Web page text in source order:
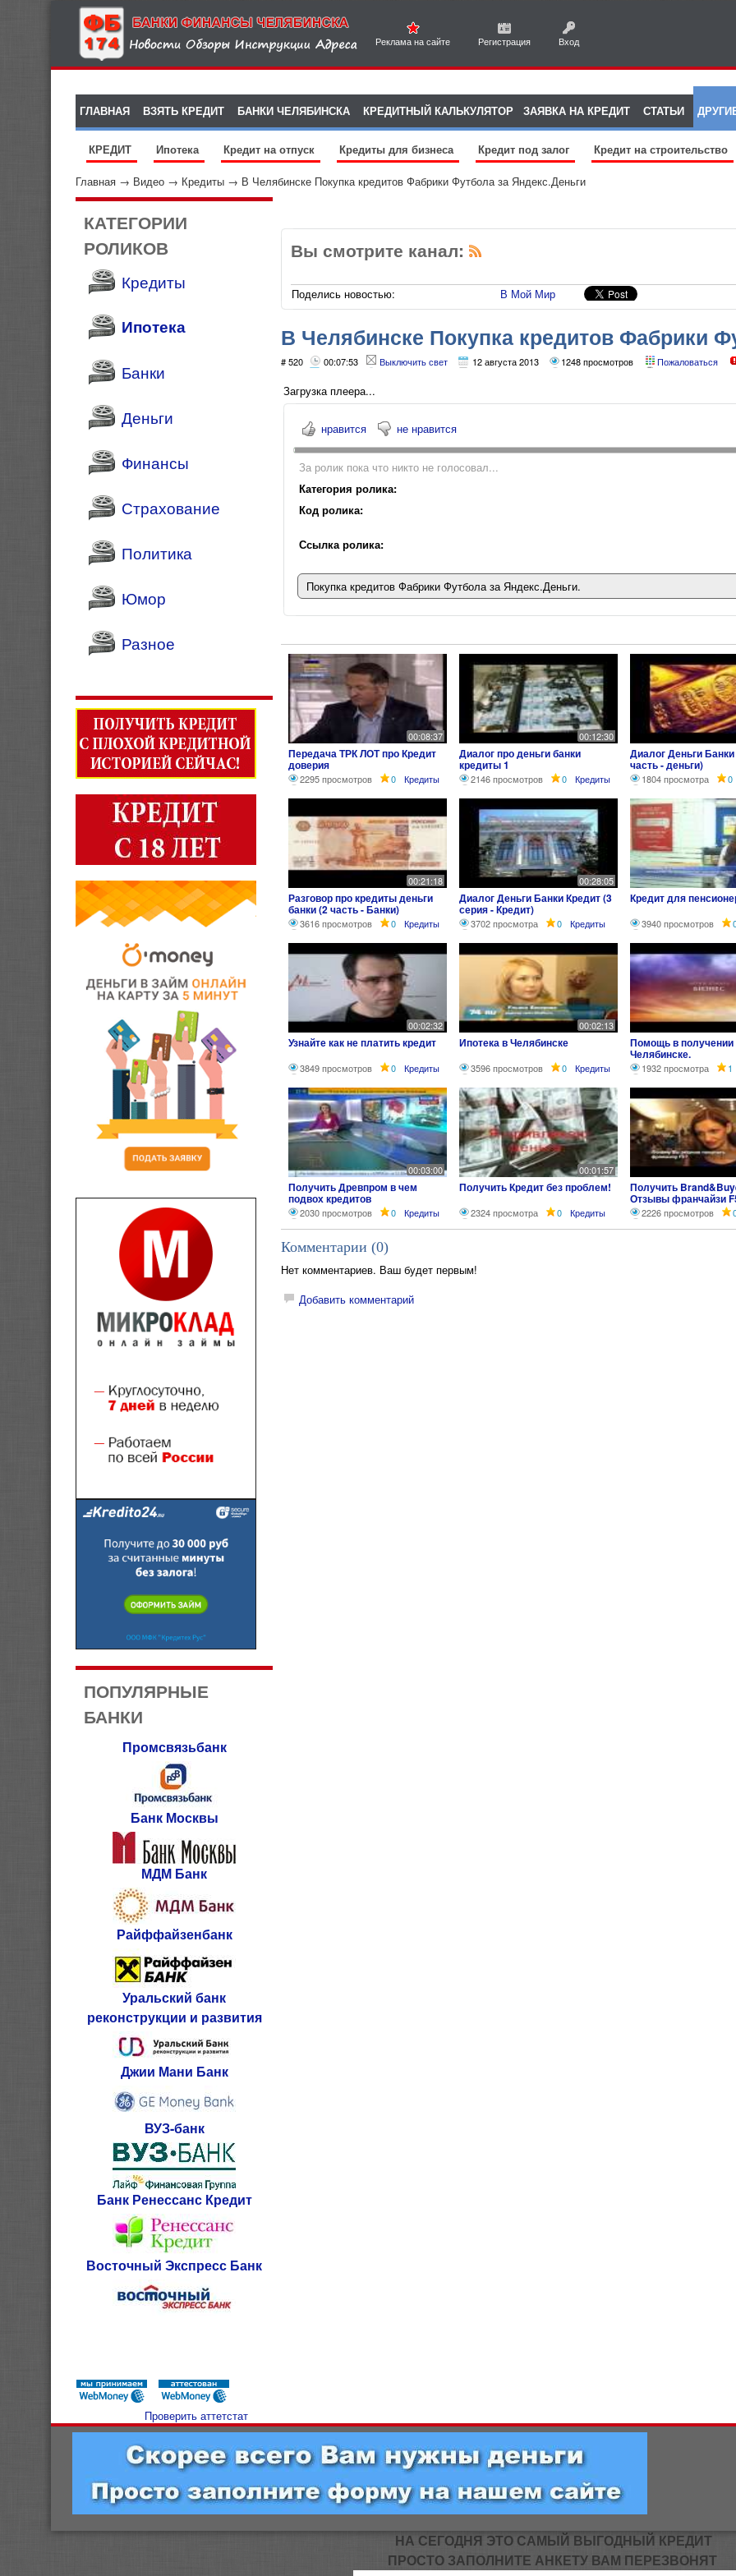
Реклама на сайте Регистрация Вход
ГЛАВНАЯ ВЗЯТЬ КРЕДИТ БАНКИ ЧЕЛЯБИНСКА КРЕДИТНЫЙ КАЛЬКУЛЯТОР ЗАЯВКА НА КРЕДИТ СТАТЬИ
КРЕДИТ Ипотека Кредит на отпуск Кредиты для бизнеса Кредит под залог Кредит на строительство
Главная → Видео → Кредиты → В Челябинске Покупка кредитов Фабрики Футбола за Яндекс.Деньги
КАТЕГОРИИ
РОЛИКОВ
Кредиты
Ипотека
Банки
Деньги
Финансы
Страхование
Политика
Юмор
Разное
ПОПУЛЯРНЫЕ
БАНКИ
Промсвязьбанк
Банк Москвы
МДМ Банк
Райффайзенбанк
Уральский банк
реконструкции и развития
Джии Мани Банк
ВУЗ-банк
Банк Ренессанс Кредит
Восточный Экспресс Банк
Проверить аттетстат
Вы смотрите канал:
Поделись новостью: В Мой Мир
В Челябинске Покупка кредитов Фабрики
Яндекс.Деньги
# 520 00:07:53 Выключить свет 12 августа 2013 1248 просмотров Пожаловаться
Загрузка плеера...
нравится не нравится
За ролик пока что никто не голосовал...
Категория ролика:
Код ролика:
Ссылка ролика:
Покупка кредитов Фабрики Футбола за Яндекс.Деньги.
00:08:37
Передача ТРК ЛОТ про Кредит
доверия
2295 просмотров 0 Кредиты
00:12:30
Диалог про деньги банки
кредиты 1
2146 просмотров 0 Кредиты
Диалог Деньги Банки
часть - деньги)
1804 просмотра 0
00:21:18
Разговор про кредиты деньги
банки (2 часть - Банки)
3616 просмотров 0 Кредиты
00:28:05
Диалог Деньги Банки Кредит (3
серия - Кредит)
3702 просмотра 0 Кредиты
Кредит для
3940 просмотров
00:02:32
Узнайте как не платить кредит
3849 просмотров 0 Кредиты
00:02:13
Ипотека в Челябинске
3596 просмотров 0 Кредиты
Помощь в получении
Челябинске.
1932 просмотра 1
00:03:00
Получить Древпром в чем
подвох кредитов
2030 просмотров 0 Кредиты
00:01:57
Получить Кредит без проблем!
2324 просмотра 0 Кредиты
Получить
Отзывы франчайзи
Светлана
г.Челябинск
2226 просмотров
Комментарии (0)
Нет комментариев. Ваш будет первым!
Добавить комментарий
НА СЕГОДНЯ ЭТО САМЫЙ ВЫГОДНЫЙ КРЕДИТ
ПРОСТО ЗАПОЛНИТЕ АНКЕТУ ВАМ ПЕРЕЗВОНЯТ